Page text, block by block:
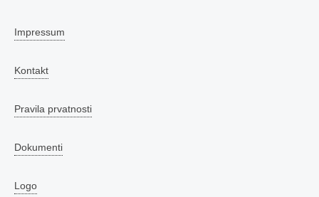
Impressum
Kontakt
Pravila prvatnosti
Dokumenti
Logo